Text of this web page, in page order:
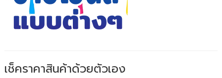
เช็คราคาสินค้าด้วยตัวเอง